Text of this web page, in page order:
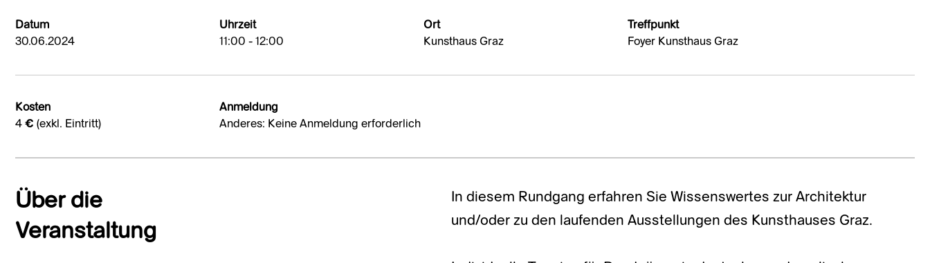
Datum
30.06.2024
Uhrzeit
11:00 - 12:00
Ort
Kunsthaus Graz
Treffpunkt
Foyer Kunsthaus Graz
Kosten
4 € (exkl. Eintritt)
Anmeldung
Anderes: Keine Anmeldung erforderlich
Über die
Veranstaltung
In diesem Rundgang erfahren Sie Wissenswertes zur Architektur
und/oder zu den laufenden Ausstellungen des Kunsthauses Graz.